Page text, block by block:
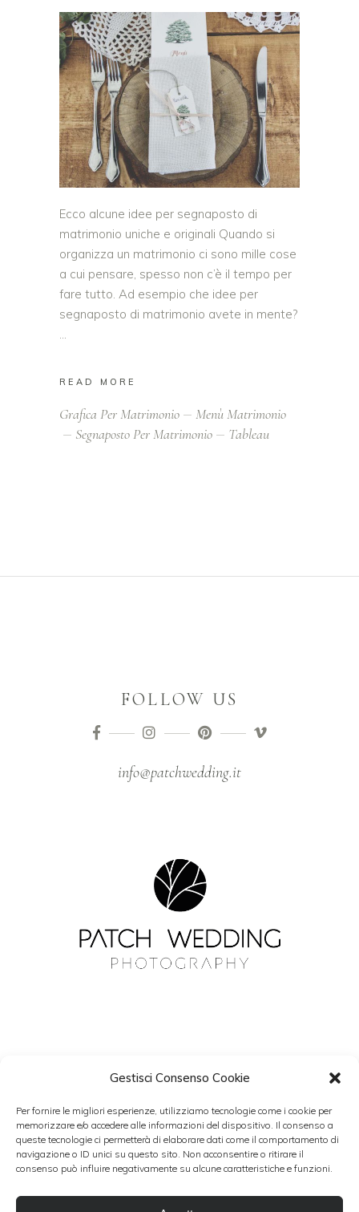
Gestisci Consenso Cookie
Per fornire le migliori esperienze, utilizziamo tecnologie come i cookie per
memorizzare e/o accedere alle informazioni del dispositivo. Il consenso a
queste tecnologie ci permetterà di elaborare dati come il comportamento di
navigazione o ID unici su questo sito. Non acconsentire o ritirare il
consenso può influire negativamente su alcune caratteristiche e funzioni.
Ecco alcune idee per segnaposto di
matrimonio uniche e originali Quando si
organizza un matrimonio ci sono mille cose
a cui pensare, spesso non c’è il tempo per
fare tutto. Ad esempio che idee per
segnaposto di matrimonio avete in mente?
READ MORE
Grafica Per Matrimonio
Menù Matrimonio
Segnaposto Per Matrimonio
Tableau
FOLLOW US
info@patchwedding.it
Resta aggiornato con Patch Wedding.